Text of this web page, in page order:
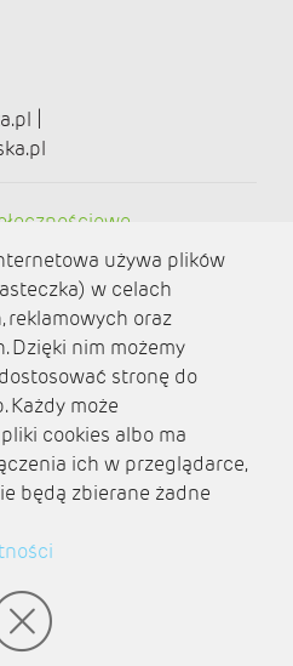
|
2004-2021
używa plików
w celach
reklamowych oraz
Dzięki nim możemy
stronę do
Każdy może
cookies albo ma
ich w przeglądarce,
będą zbierane żadne